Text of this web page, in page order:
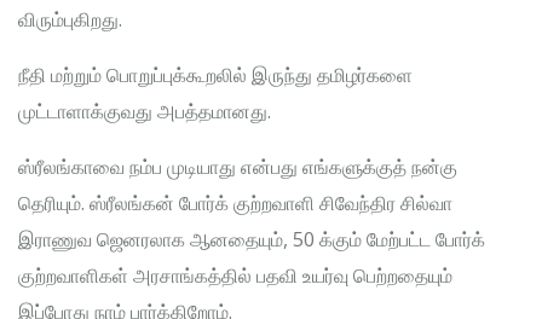
விரும்புகிறது.
நீதி மற்றும் பொறுப்புக்கூறலில் இருந்து தமிழர்களை
முட்டாளாக்குவது அபத்தமானது.
ஸ்ரீலங்காவை நம்ப முடியாது என்பது எங்களுக்குத் நன்கு
தெரியும். ஸ்ரீலங்கன் போர்க் குற்றவாளி சிவேந்திர சில்வா
இராணுவ ஜெனரலாக ஆனதையும், 50 க்கும் மேற்பட்ட போர்க்
குற்றவாளிகள் அரசாங்கத்தில் பதவி உயர்வு பெற்றதையும்
இப்போது நாம் பார்க்கிறோம்.